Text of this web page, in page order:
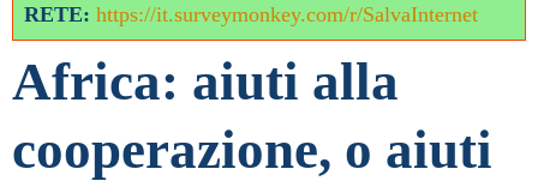
RETE: https://it.surveymonkey.com/r/SalvaInternet
Africa: aiuti alla
cooperazione, o aiuti